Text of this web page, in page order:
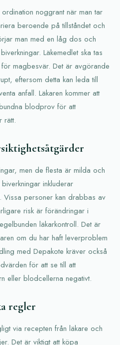
noggrant när man tar
beroende på tillståndet och
man med en låg dos och
Läkemedlet ska tas
magbesvär. Det är avgörande
eftersom detta kan leda till
anfall. Läkaren kommer att
blodprov för att
rätt.
men de flesta är milda och
inkluderar
Vissa personer kan drabbas av
risk är förändringar i
läkarkontroll. Det är
om du har haft leverproblem
med Depakote kräver också
för att se till att
eller blodcellerna negativt.
regler
via recepten från läkare och
Det är viktigt att köpa